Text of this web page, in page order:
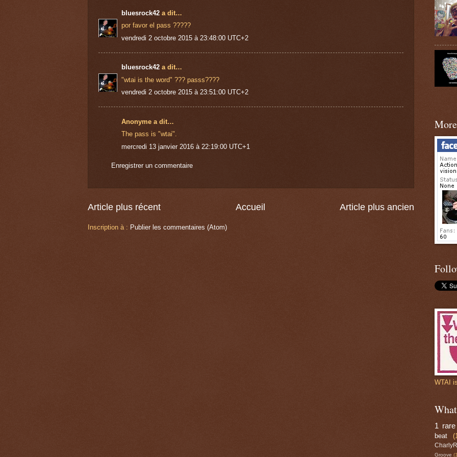
bluesrock42 a dit…
por favor el pass ?????
vendredi 2 octobre 2015 à 23:48:00 UTC+2
bluesrock42 a dit…
"wtai is the word" ??? passs????
vendredi 2 octobre 2015 à 23:51:00 UTC+2
Anonyme a dit…
The pass is "wtai".
mercredi 13 janvier 2016 à 22:19:00 UTC+1
Enregistrer un commentaire
Article plus récent Article plus ancien
Accueil
Inscription à : Publier les commentaires (Atom)
WTAI
1
beat
Groove